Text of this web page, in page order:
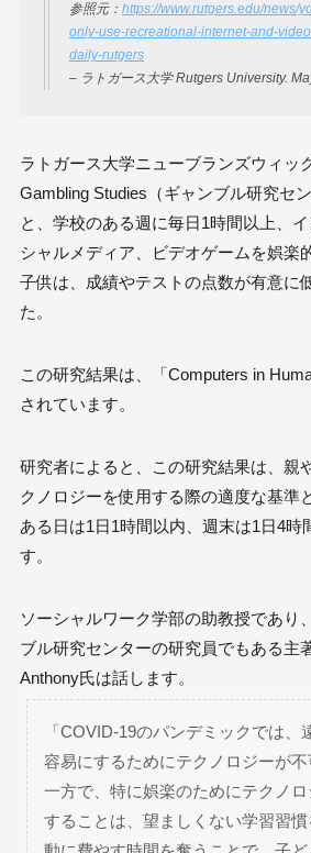
参照元： https://www.rutgers.edu/news/
only-use-recreational-internet-and-
daily-rutgers
– ラトガース大学 Rutgers University.
ラトガース大学ニューブランズウィッ
Gambling Studies（ギャンブル研究セ
と、学校のある週に毎日1時間以上、
シャルメディア、ビデオゲームを娯楽
子供は、成績やテストの点数が有意に
た。
この研究結果は、「Computers in
されています。
研究者によると、この研究結果は、親
クノロジーを使用する際の適度な基準
ある日は1日1時間以内、週末は1日4時
す。
ソーシャルワーク学部の助教授であり
ブル研究センターの研究員でもある主
Anthony氏は話します。
「COVID-19のパンデミックでは、
容易にするためにテクノロジーが
一方で、特に娯楽のためにテクノ
することは、望ましくない学習習